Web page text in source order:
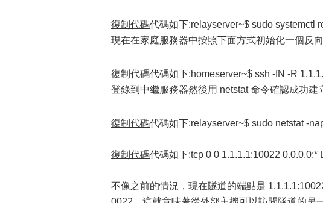
復制代碼代碼如下:relayserver~$ sudo systemctl
現在在家庭服務器中按照下面方式初始化一個反向
復制代碼代碼如下:homeserver~$ ssh -fN -R
登錄到中繼服務器然後用 netstat 命令確認成功建
復制代碼代碼如下:relayserver~$ sudo netstat -
復制代碼代碼如下:tcp 0 0 1.1.1.1:10022 0.0.0.0:*
不像之前的情況，現在隧道的端點是